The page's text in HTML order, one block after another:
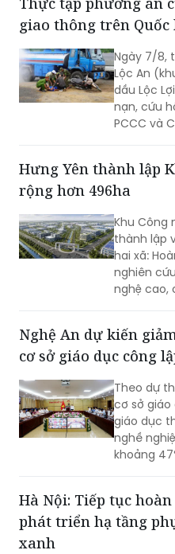
giao thông trên Quốc
Ngày 7/8,
Lộc An
dầu Lộc
nạn, cứu
PCCC và
huống tai
huy động
Hưng Yên thành lập
rộng hơn 496ha
Khu Công
thành lập
hai xã:
nghiên
nghệ cao,
Nghệ An dự kiến
cơ sở giáo dục công
Theo dự
cơ sở
giáo dục
nghề
khoảng
Hà Nội: Tiếp tục
phát triển hạ tầng
xanh